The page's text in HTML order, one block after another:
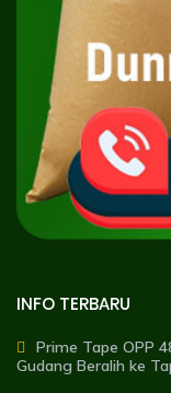
INFO TERBARU
Prime Tape OPP
Gudang Beralih ke